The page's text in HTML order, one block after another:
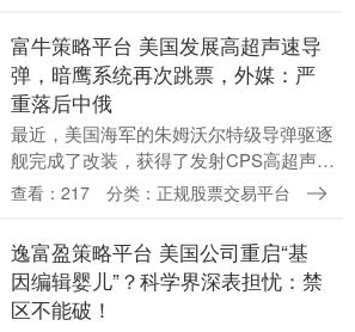
富牛策略平台 美国发展高超声速导
弹，暗鹰系统再次跳票，外媒：严
重落后中俄
最近，美国海军的朱姆沃尔特级导弹驱逐
舰完成了改装，获得了发射CPS高超声速
导弹的能力。这次改装的关键是拆除了舰
超声速导弹的....
查看：217 分类：正规股票交易平台
逸富盈策略平台 美国公司重启“基
因编辑婴儿”？科学界深表担忧：禁
区不能破！